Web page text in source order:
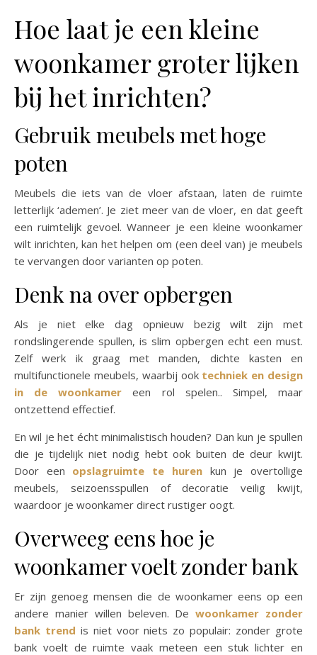
Hoe laat je een kleine
woonkamer groter lijken
bij het inrichten?
Gebruik meubels met hoge
poten
Meubels die iets van de vloer afstaan, laten de ruimte
letterlijk ‘ademen’. Je ziet meer van de vloer, en dat geeft
een ruimtelijk gevoel. Wanneer je een kleine woonkamer
wilt inrichten, kan het helpen om (een deel van) je meubels
te vervangen door varianten op poten.
Denk na over opbergen
Als je niet elke dag opnieuw bezig wilt zijn met
rondslingerende spullen, is slim opbergen echt een must.
Zelf werk ik graag met manden, dichte kasten en
multifunctionele meubels, waarbij ook techniek en design
in de woonkamer een rol spelen.. Simpel, maar
ontzettend effectief.
En wil je het écht minimalistisch houden? Dan kun je spullen
die je tijdelijk niet nodig hebt ook buiten de deur kwijt.
Door een opslagruimte te hurenkun je overtollige
meubels, seizoensspullen of decoratie veilig kwijt,
waardoor je woonkamer direct rustiger oogt.
Overweeg eens hoe je
woonkamer voelt zonder bank
Er zijn genoeg mensen die de woonkamer eens op een
andere manier willen beleven. Dewoonkamer zonder
bank trend is niet voor niets zo populair: zonder grote
bank voelt de ruimte vaak meteen een stuk lichter en